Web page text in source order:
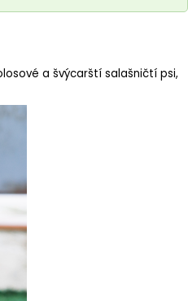
a švýcarští salašničtí psi,